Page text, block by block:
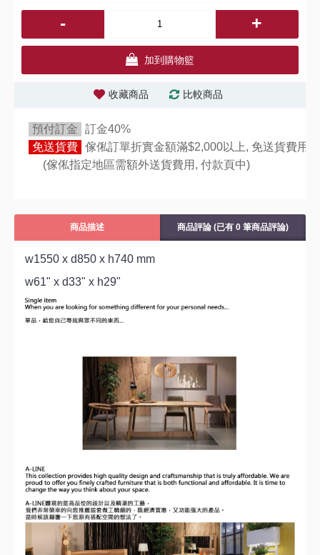
- +
加到購物籃
收藏商品 比較商品
預付訂金
訂金40%
免送貨費 傢俬訂單折實金額滿$2,000以上, 免送貨費用,
(傢俬指定地區需額外送貨費用, 付款頁中)
商品描述 商品評論 (已有 0 筆商品評論)
w1550 x d850 x h740 mm
w61" x d33" x h29"